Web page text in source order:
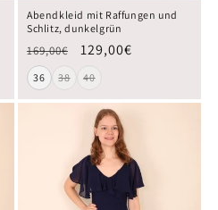
Abendkleid mit Raffungen und
Schlitz, dunkelgrün
169,00€ 129,00€
36 38 40